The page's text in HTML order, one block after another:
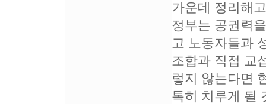
가운데 정리해
정부는 공권력
고 노동자들과
조합과 직접 교
렇지 않는다면
톡히 치루게 될